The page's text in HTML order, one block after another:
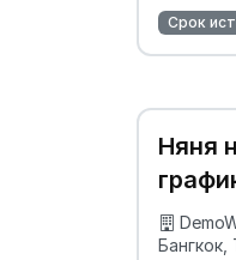
Срок
Няня
Бангкок,